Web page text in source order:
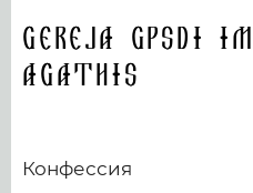
Gereja Gpsdi
Agathis
Конфессия